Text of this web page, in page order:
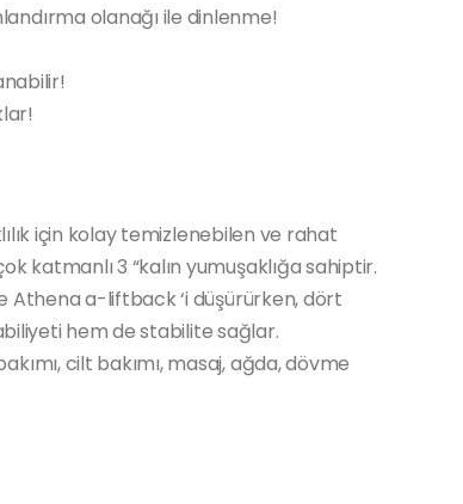
olanağı ile dinlenme!
için kolay temizlenebilen ve rahat
katmanlı 3 “kalın yumuşaklığa sahiptir.
Athena a-liftback ‘i düşürürken, dört
hem de stabilite sağlar.
cilt bakımı, masaj, ağda, dövme